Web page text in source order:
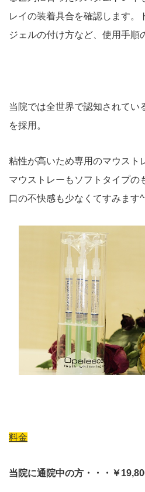
レイの装着具合を確認します。
ジェルの付け方など、使用手順
当院では全世界で認知されてい
を採用。
粘性が高いため専用のマウスト
マウストレーもソフトタイプの
口の不快感も少なくてすみます
料金
当院に通院中の方・・・￥